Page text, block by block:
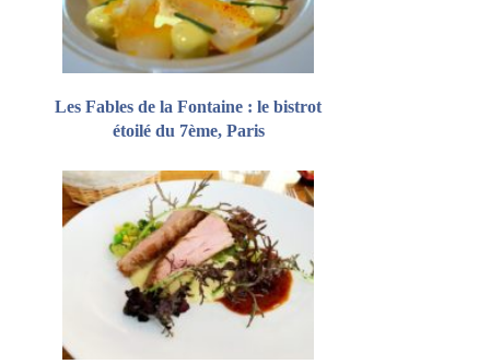
Les Fables de la Fontaine : le bistrot
étoilé du 7ème, Paris